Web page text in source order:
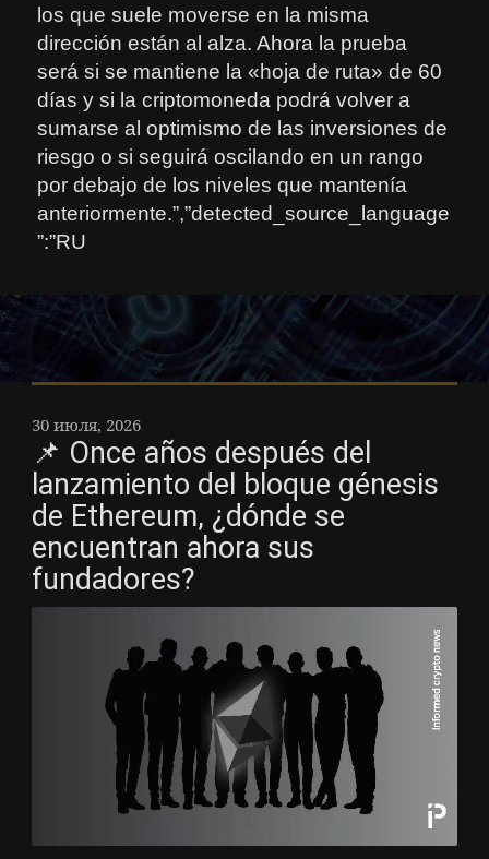
los que suele moverse en la misma
dirección están al alza. Ahora la prueba
será si se mantiene la «hoja de ruta» de 60
días y si la criptomoneda podrá volver a
sumarse al optimismo de las inversiones de
riesgo o si seguirá oscilando en un rango
por debajo de los niveles que mantenía
anteriormente.”,”detected_source_language
”:”RU
30 июля, 2026
📌 Once años después del
lanzamiento del bloque génesis
de Ethereum, ¿dónde se
encuentran ahora sus
fundadores?